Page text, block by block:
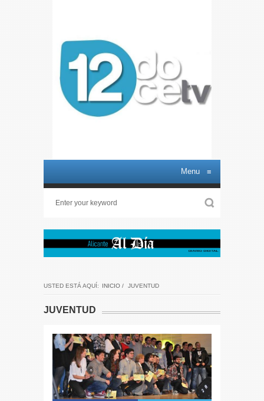
Menu ≡
USTED ESTÁ AQUÍ: INICIO / JUVENTUD
JUVENTUD